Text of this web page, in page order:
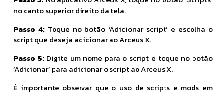
no canto superior direito da tela.
Passo 4: Toque no botão ‘Adicionar script’ e escolha o
script que deseja adicionar ao Arceus X.
Passo 5:Digite um nome para o script e toque no botão
‘Adicionar’ para adicionar o script ao Arceus X.
É importante observar que o uso de scripts e mods em